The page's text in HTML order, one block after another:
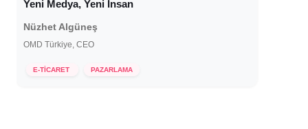
Yeni Medya, Yeni İnsan
Nüzhet Algüneş
OMD Türkiye, CEO
E-TİCARET PAZARLAMA